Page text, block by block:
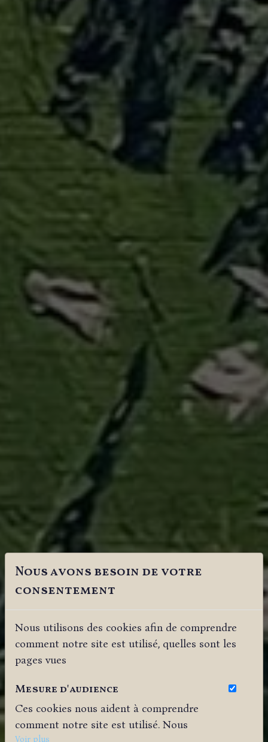
Nous avons besoin de votre
consentement
Nous utilisons des cookies afin de comprendre
comment notre site est utilisé, quelles sont les
pages vues
Mesure d'audience
Ces cookies nous aident à comprendre
comment notre site est utilisé. Nous
Voir plus